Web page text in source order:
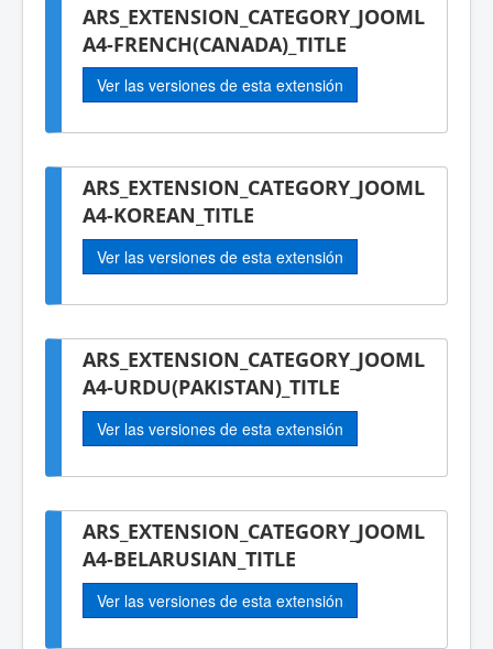
ARS_EXTENSION_CATEGORY_JOOML
A4-FRENCH(CANADA)_TITLE
Ver las versiones de esta extensión
ARS_EXTENSION_CATEGORY_JOOML
A4-KOREAN_TITLE
Ver las versiones de esta extensión
ARS_EXTENSION_CATEGORY_JOOML
A4-URDU(PAKISTAN)_TITLE
Ver las versiones de esta extensión
ARS_EXTENSION_CATEGORY_JOOML
A4-BELARUSIAN_TITLE
Ver las versiones de esta extensión